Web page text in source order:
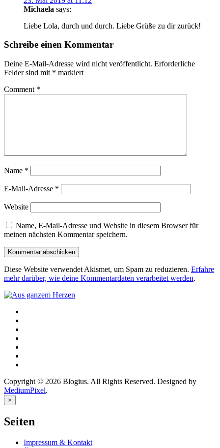
Michaela says:
Liebe Lola, durch und durch. Liebe Grüße zu dir zurück!
Schreibe einen Kommentar
Deine E-Mail-Adresse wird nicht veröffentlicht. Erforderliche
Felder sind mit * markiert
Comment *
Name *
E-Mail-Adresse *
Website
Name, E-Mail-Adresse und Website in diesem Browser für
meinen nächsten Kommentar speichern.
Diese Website verwendet Akismet, um Spam zu reduzieren. Erfahre
mehr darüber, wie deine Kommentardaten verarbeitet werden.
Copyright © 2026 Blogius. All Rights Reserved. Designed by
MediumPixel.
×
Seiten
Impressum & Kontakt